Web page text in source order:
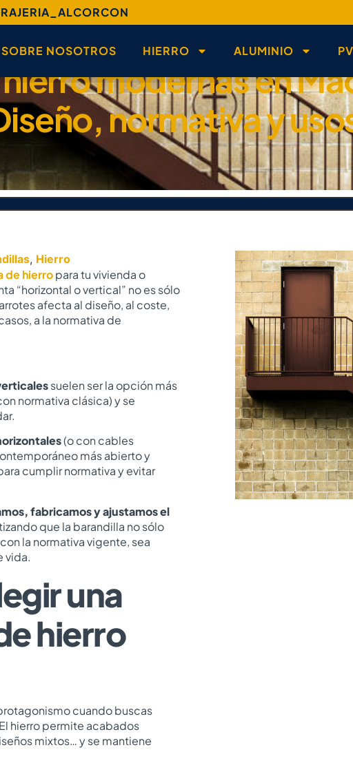
SOBRE NOSOTROS HIERRO ALUMINIO
modernas en
normativa y
, Hierro
de hierropara tu vivienda o
“horizontal o vertical” no es sólo
afecta al diseño, al coste,
a la normativa de
suelen ser la opción más
normativa clásica) y se
(o con cables
más abierto y
cumplir normativa y evitar
fabricamos y ajustamos el
que la barandilla no sólo
la normativa vigente, sea
vida.
una
hierro
cuando buscas
hierro permite acabados
mixtos… y se mantiene